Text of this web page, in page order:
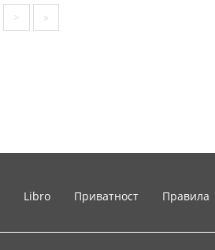
> »
Libro Приватност Правила